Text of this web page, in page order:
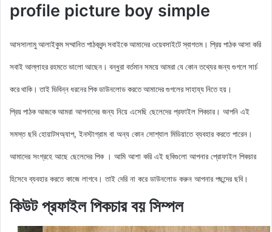
profile picture boy simple
আসসালামু আলাইকুম সম্মানিত পাঠকবৃন্দ সবাইকে আমাদের ওয়েবসাইটে স্বাগতম। প্রিয় পাঠক আসা করি
সবাই আল্লাহর রহমতে ভালো আছেন। বন্ধুরা বর্তমান সময়ে আমরা যে কোন তথ্যের জন্য গুগলে সার্চ
করে থাকি। তাই ভিবিন্ন ধরনের পিক ডাউনলোড করতে আমাদের গুগলের সাহায্য নিতে হয়।
প্রিয় পাঠক আজকেআমরা আপনাদের জন্য নিয়ে এসেছি ছেলেদের প্রফাইল পিকচার। আপনি এই
সমস্ত ছবি হোয়াটসঅ্যাপ, ইনস্টাগ্রাম বা অন্য কোন সোশ্যাল মিডিয়াতে ব্যবহার করতে পারেন।
আমাদের সংগ্রহে আছে ছেলেদের পিক । আমি আশা করি এই ছবিগুলো আপনার প্রোফাইল পিকচার
হিসেবে ব্যবহার করতে কাজে লাগবে। তাই দেরি না করে ডাউনলোড করুন আপনার পছন্দের ছবি।
কিউট প্রফাইল পিকচার বয় সিম্পল